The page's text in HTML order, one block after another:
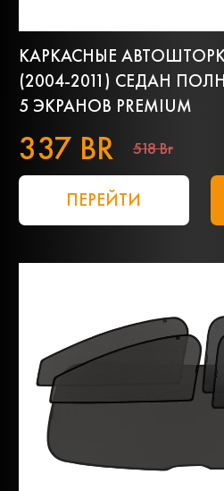
КАРКАСНЫЕ
(2004-2011) СЕДАН
5 ЭКРАНОВ PREMIUM
337 BR 518 Br
ПЕРЕЙТИ